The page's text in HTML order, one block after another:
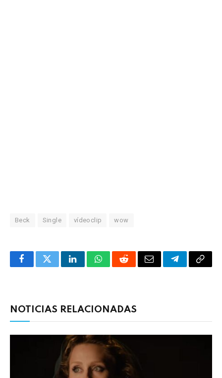
Beck Single vídeoclip wow
FacebookTwitterLinkedInWhatsAppRedditCorreoTelegrama
NOTICIAS RELACIONADAS